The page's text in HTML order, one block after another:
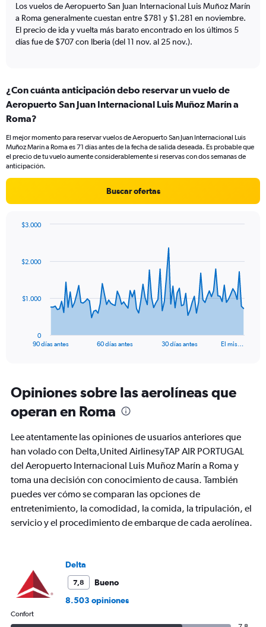
Y
axis
displaying
values.
1500.
Los vuelos de Aeropuerto San Juan Internacional Luis Muñoz Marín
a Roma generalmente cuestan entre $781 y $1.281 en noviembre.
El precio de ida y vuelta más barato encontrado en los últimos 5
días fue de $707 con Iberia (del 11 nov. al 25 nov.).
¿Con cuánta anticipación debo reservar un vuelo de
Aeropuerto San Juan Internacional Luis Muñoz Marín a
Roma?
El mejor momento para reservar vuelos de Aeropuerto San Juan Internacional Luis
Muñoz Marín a Roma es 71 días antes de la fecha de salida deseada. Es probable que
el precio de tu vuelo aumente considerablemente si reservas con dos semanas de
anticipación.
Buscar ofertas
data
The
Range:
91
categories.
The
chart
1
Y
axis
displaying
Range:
0
90 días antes 60 días antes 30 días antes El mis…
0
$1.000
$2.000
$3.000
Opiniones sobre las aerolíneas que
operan en Roma
Lee atentamente las opiniones de usuarios anteriores que
han volado con Delta,United AirlinesyTAP AIR PORTUGAL
del Aeropuerto Internacional Luis Muñoz Marín a Roma y
toma una decisión con conocimiento de causa. También
puedes ver cómo se comparan las opciones de
entretenimiento, la comodidad, la comida, la tripulación, el
servicio y el procedimiento de embarque de cada aerolínea.
Delta
7,8
Bueno
8.503 opiniones
Confort